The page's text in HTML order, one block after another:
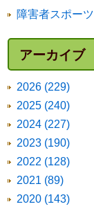
障害者スポー
アーカイブ
2026 (229)
2025 (240)
2024 (227)
2023 (190)
2022 (128)
2021 (89)
2020 (143)